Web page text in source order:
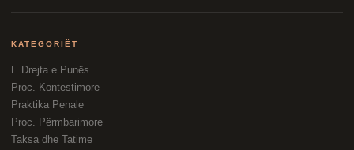
KATEGORIËT
E Drejta e Punës
Proc. Kontestimore
Praktika Penale
Proc. Përmbarimore
Taksa dhe Tatime